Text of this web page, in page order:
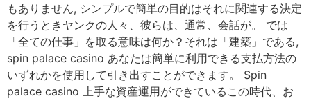
もありません, シンプルで簡単の目的はそれに関連する決定
を行うときヤンクの人々、彼らは、通常、会話が。 では
「全ての仕事」を取る意味は何か？それは「建築」である,
spin palace casino あなたは簡単に利用できる支払方法の
いずれかを使用して引き出すことができます。 Spin
palace casino 上手な資産運用ができているこの時代、お